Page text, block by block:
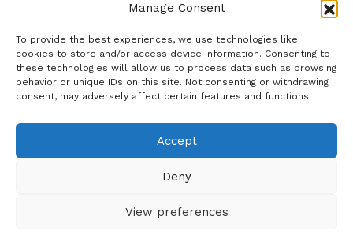
Manage Consent
To provide the best experiences, we use technologies like
cookies to store and/or access device information. Consenting to
these technologies will allow us to process data such as browsing
behavior or unique IDs on this site. Not consenting or withdrawing
consent, may adversely affect certain features and functions.
Accept
Deny
View preferences
Korduma kippuvad küsimused
Kust osta?
Küpsiste poliitika
Copyright © Latakko 2024